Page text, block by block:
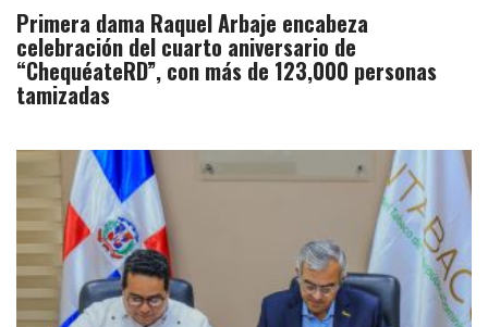
Primera dama Raquel Arbaje encabeza
celebración del cuarto aniversario de
“ChequéateRD”, con más de 123,000 personas
tamizadas